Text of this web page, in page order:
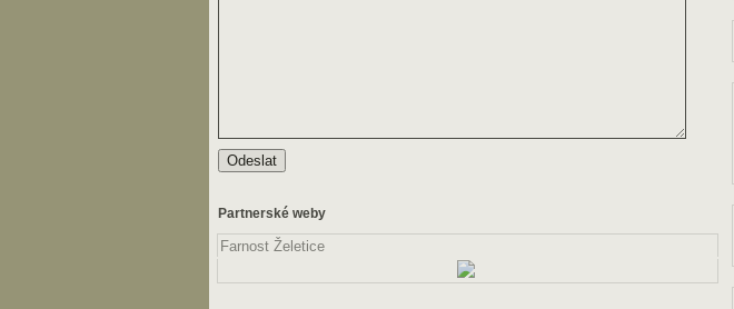
Partnerské weby
Farnost Želetice